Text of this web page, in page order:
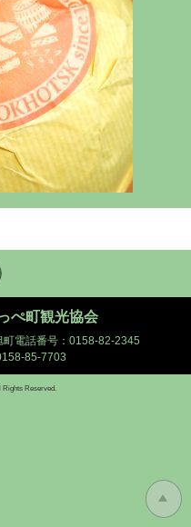
ぺ町観光協会
町電話番号：0158-82-2345
85-7703
Reserved.